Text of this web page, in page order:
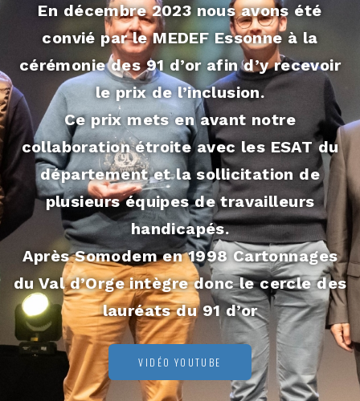
En décembre 2023 nous avons été
convié par le MEDEF Essonne à la
cérémonie des 91 d’or afin d’y recevoir
le prix de l’inclusion.
Ce prix mets en avant notre
collaboration étroite avec les ESAT du
département et la sollicitation de
plusieurs équipes de travailleurs
handicapés.
Après Somodem en 1998 Cartonnages
du Val d’Orge intègre donc le cercle des
lauréats du 91 d’or
VIDÉO YOUTUBE